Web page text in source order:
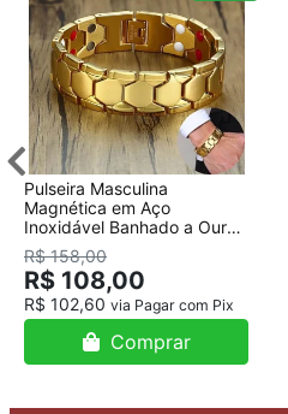
Pulseira Masculina
Magnética em Aço
Inoxidável Banhado a Ouro
18K
R$ 158,00
R$ 108,00
R$ 102,60 via Pagar com Pix
Comprar